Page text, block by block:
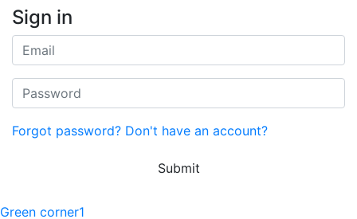
Sign in
Forgot password? Don't have an account?
Submit
Green corner1